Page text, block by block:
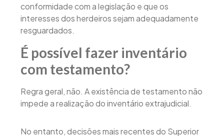
conformidade com a legislação e que os
interesses dos herdeiros sejam adequadamente
resguardados.
É possível fazer inventário
com testamento?
Regra geral, não. A existência de testamento não
impede a realização do inventário extrajudicial.
No entanto, decisões mais recentes do Superior